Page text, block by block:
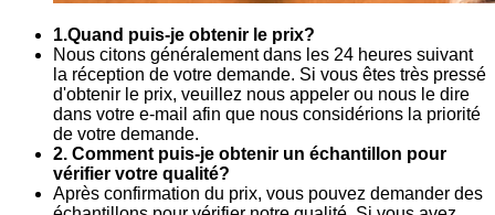
1.Quand puis-je obtenir le prix?
Nous citons généralement dans les 24 heures suivant
la réception de votre demande. Si vous êtes très pressé
d'obtenir le prix, veuillez nous appeler ou nous le dire
dans votre e-mail afin que nous considérions la priorité
de votre demande.
2. Comment puis-je obtenir un échantillon pour
vérifier votre qualité?
Après confirmation du prix, vous pouvez demander des